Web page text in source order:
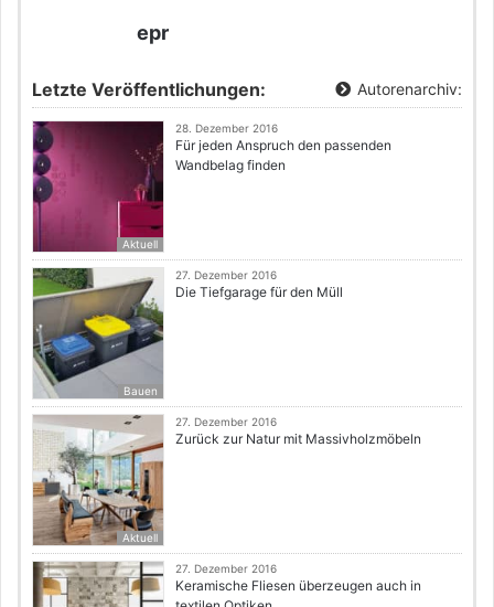
epr
Letzte Veröffentlichungen: Autorenarchiv:
Aktuell
28. Dezember 2016
Für jeden Anspruch den passenden
Wandbelag finden
Bauen
27. Dezember 2016
Die Tiefgarage für den Müll
Aktuell
27. Dezember 2016
Zurück zur Natur mit Massivholzmöbeln
27. Dezember 2016
Keramische Fliesen überzeugen auch in